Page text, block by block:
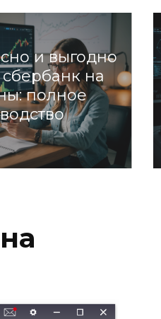
и выгодно
на
полное
Разное